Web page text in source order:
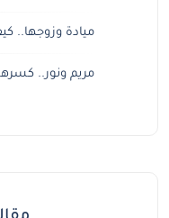
ميادة وزوجها..
مريم ونور..